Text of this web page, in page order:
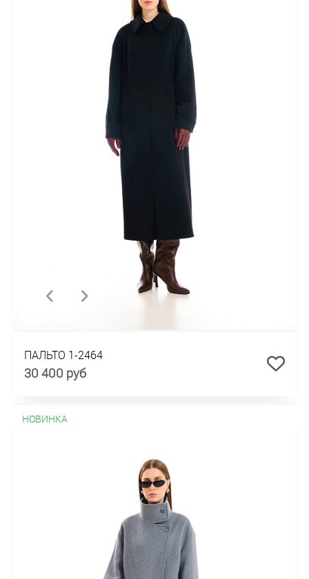
ПАЛЬТО 1-2464
30 400 руб
НОВИНКА